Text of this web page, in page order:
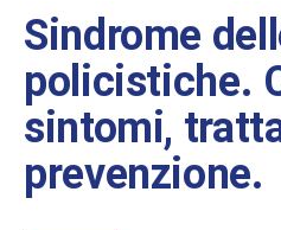
Sindrome
policistiche.
sintomi,
prevenzione.